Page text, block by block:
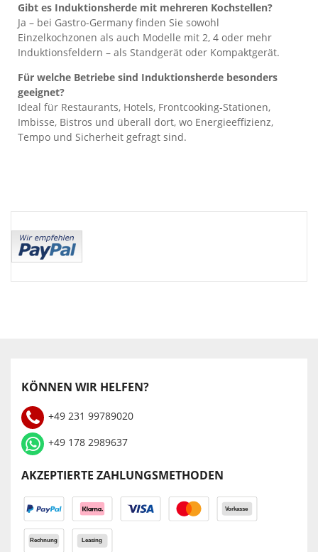
Gibt es Induktionsherde mit mehreren Kochstellen?
Ja – bei Gastro-Germany finden Sie sowohl
Einzelkochzonen als auch Modelle mit 2, 4 oder mehr
Induktionsfeldern – als Standgerät oder Kompaktgerät.
Für welche Betriebe sind Induktionsherde besonders
geeignet?
Ideal für Restaurants, Hotels, Frontcooking-Stationen,
Imbisse, Bistros und überall dort, wo Energieeffizienz,
Tempo und Sicherheit gefragt sind.
KÖNNEN WIR HELFEN?
+49 231 99789020
+49 178 2989637
AKZEPTIERTE ZAHLUNGSMETHODEN